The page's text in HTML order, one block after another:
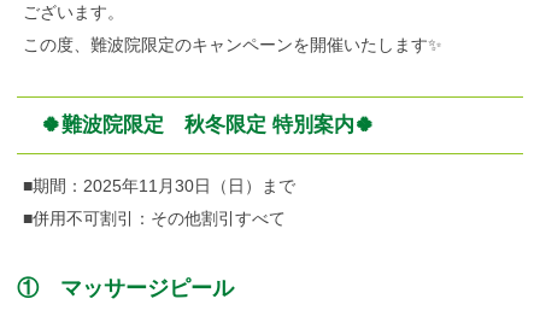
ございます。
この度、難波院限定のキャンペーンを開催いたします✨
🍀難波院限定 秋冬限定 特別案内🍀
■期間：2025年11月30日（日）まで
■併用不可割引：その他割引すべて
①マッサージピール